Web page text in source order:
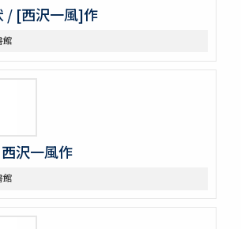
/ [西沢一風]作
館
沢一風作
館